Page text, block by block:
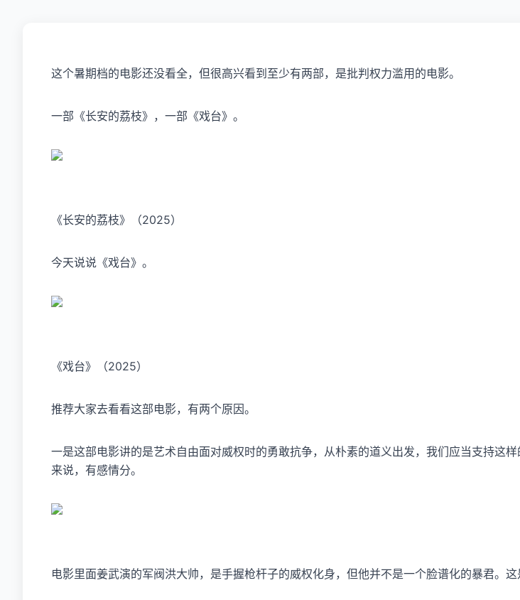
这个暑期档的电影还没看全，但很高兴看到至少有两部，是批判权力滥用的电影。
一部《长安的荔枝》，一部《戏台》。
《长安的荔枝》（2025）
今天说说《戏台》。
《戏台》（2025）
推荐大家去看看这部电影，有两个原因。
一是这部电影讲的是艺术自由面对威权时的勇敢抗争，从朴素的道义出发，我们应当支持这
来说，有感情分。
电影里面姜武演的军阀洪大帅，是手握枪杆子的威权化身，但他并不是一个脸谱化的暴君。